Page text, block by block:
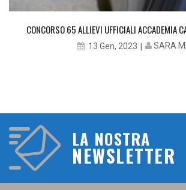
CONCORSO 65 ALLIEVI UFFICIALI ACCADEMIA
13 Gen, 2023 SARA
LA NOSTRA
NEWSLETTER